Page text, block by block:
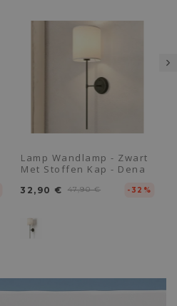
Lamp Wandlamp - Zwart
Met Stoffen Kap - Dena
32,90 € 47,90 € -32%